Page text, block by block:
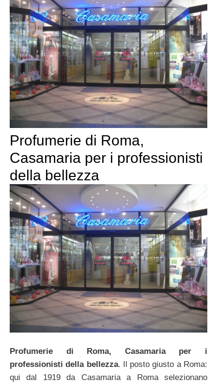
Profumerie di Roma,
Casamaria per i professionisti
della bellezza
Profumerie di Roma, Casamaria per i
professionisti della bellezza. Il posto giusto a Roma:
qui dal 1919 da Casamaria a Roma selezionano